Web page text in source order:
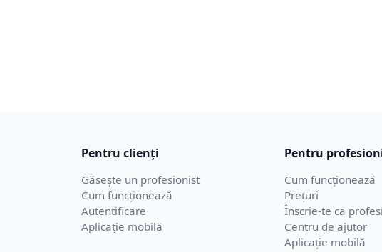
Pentru clienți
Găsește un profesionist
Cum funcționează
Autentificare
Aplicație mobilă
Pentru
Cum funcționează
Prețuri
Înscrie-te ca
Centru de ajutor
Aplicație mobilă